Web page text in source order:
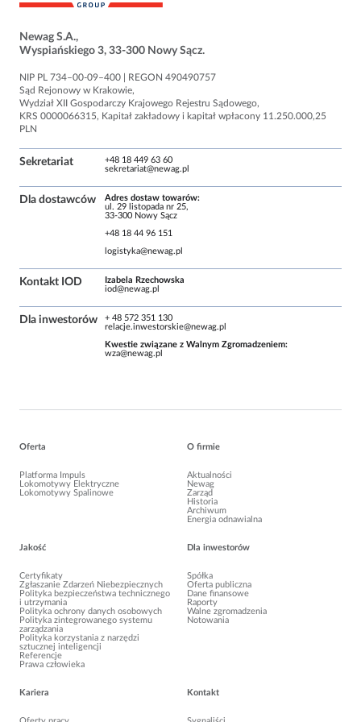
Newag S.A.,
Wyspiańskiego 3, 33-300 Nowy Sącz.
NIP PL 734–00-09–400 | REGON 490490757
Sąd Rejo­nowy w Kra­ko­wie,
Wydział XII Gospo­dar­czy Kra­jo­wego Reje­stru Sądo­wego,
KRS 0000066315, Kapi­tał zakła­dowy i kapi­tał wpła­cony 11.250.000,25
PLN
Sekretariat
+48 18 449 63 60
sekretariat@newag.pl
Dla dostawców
Adres dostaw towarów:
ul. 29 listopada nr 25,
33-300 Nowy Sącz
+48 18 44 96 151
logistyka@newag.pl
Kontakt IOD
Izabela Rzechowska
iod@newag.pl
Dla inwestorów
+ 48 572 351 130
relacje.inwestorskie@newag.pl
Kwe­stie zwią­zane z Wal­nym Zgro­ma­dze­niem:
wza@newag.pl
Oferta
Platforma Impuls
Lokomotywy Elektryczne
Lokomotywy Spalinowe
O firmie
Aktualności
Newag
Zarząd
Historia
Archiwum
Energia odnawialna
Jakość
Certyfikaty
Zgłaszanie Zdarzeń Niebezpiecznych
Polityka bezpieczeństwa technicznego
i utrzymania
Polityka ochrony danych osobowych
Polityka zintegrowanego systemu
zarządzania
Polityka korzystania z narzędzi
sztucznej inteligencji
Referencje
Prawa człowieka
Dla inwestorów
Spółka
Oferta publiczna
Dane finansowe
Raporty
Walne zgromadzenia
Notowania
Kariera Kontakt